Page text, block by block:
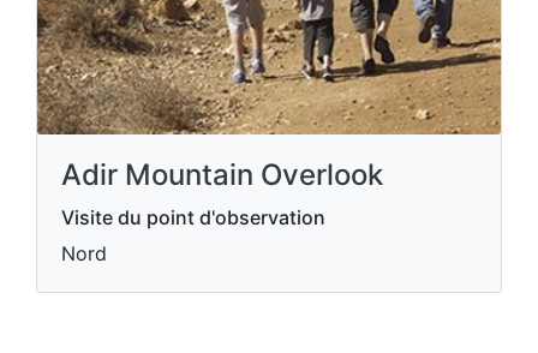
Adir Mountain Overlook
Visite du point d'observation
Nord